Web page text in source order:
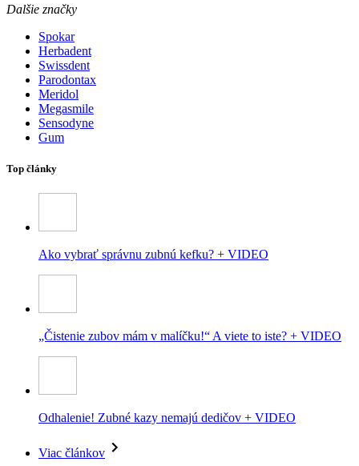
Dalšie značky
Spokar
Herbadent
Swissdent
Parodontax
Meridol
Megasmile
Sensodyne
Gum
Top články
Ako vybrať správnu zubnú kefku? + VIDEO
„Čistenie zubov mám v malíčku!“ A viete to iste? + VIDEO
Odhalenie! Zubné kazy nemajú dedičov + VIDEO
Viac článkov